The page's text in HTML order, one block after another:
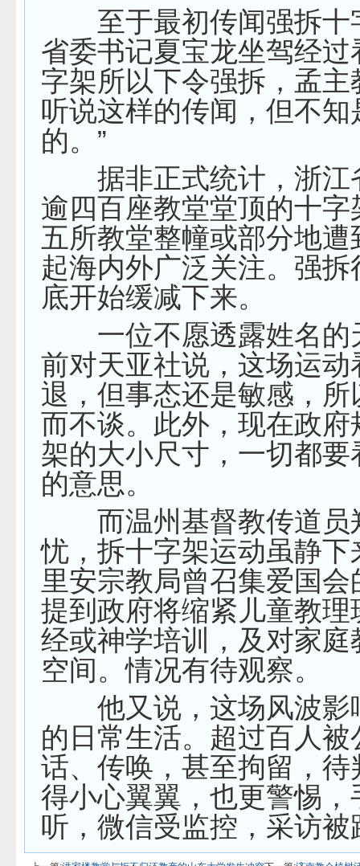
至于最初传闻强拆十
省委书记夏宝龙坐驾经过
字架所以下令强拆，孟主
听说这样的传闻，但不知
的。”
据非正式统计，浙江
逾四百座教堂堂顶的十字
五所教堂整幢或部分地遭
起海内外广泛关注。强拆
底开始缓减下来。
一位不愿透露姓名的
前对天亚社说，这场运动
退，但事态还是敏感，所
而不谈。此外，现在政府
架的大小尺寸，一切都要
的意思。
而温州基督教传道员
忧，拆十字架运动虽静下
里安宗教局曾召集爱国
提到政府将缩紧儿童教理
经或神学培训，及对家庭
空间。情况有待观察。
他又说，这场风波影
的日常生活。超过百人被
话、传唤，甚至拘留，待
得小心翼翼，也更警惕，
听，微信受监控，采访被